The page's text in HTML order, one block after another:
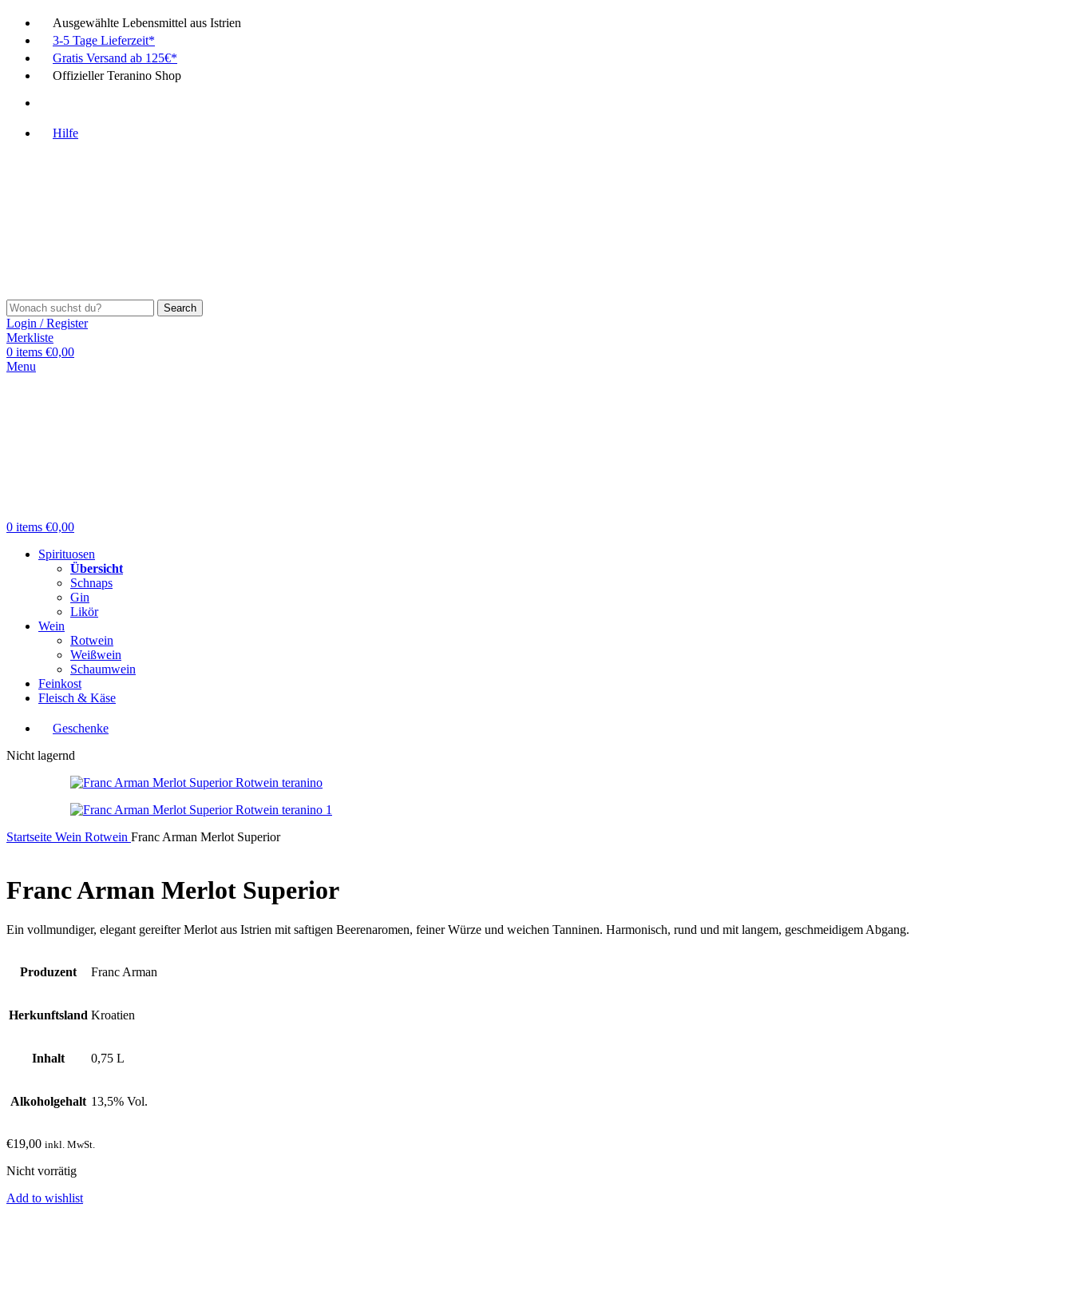
Ausgewählte Lebensmittel aus Istrien
3-5 Tage Lieferzeit*
Gratis Versand ab 125€*
Offizieller Teranino Shop
Hilfe
Search
Login / Register
Merkliste
0 items €0,00
Menu
0 items €0,00
Spirituosen
Übersicht
Schnaps
Gin
Likör
Wein
Rotwein
Weißwein
Schaumwein
Feinkost
Fleisch & Käse
Geschenke
Nicht lagernd
Startseite Wein Rotwein Franc Arman Merlot Superior
Franc Arman Merlot Superior
Ein vollmundiger, elegant gereifter Merlot aus Istrien mit saftigen Beerenaromen, feiner Würze und weichen Tanninen. Harmonisch, rund und mit langem, geschmeidigem Abgang.
Produzent Franc Arman
Herkunftsland Kroatien
Inhalt 0,75 L
Alkoholgehalt 13,5% Vol.
€19,00 inkl. MwSt.
Nicht vorrätig
Add to wishlist